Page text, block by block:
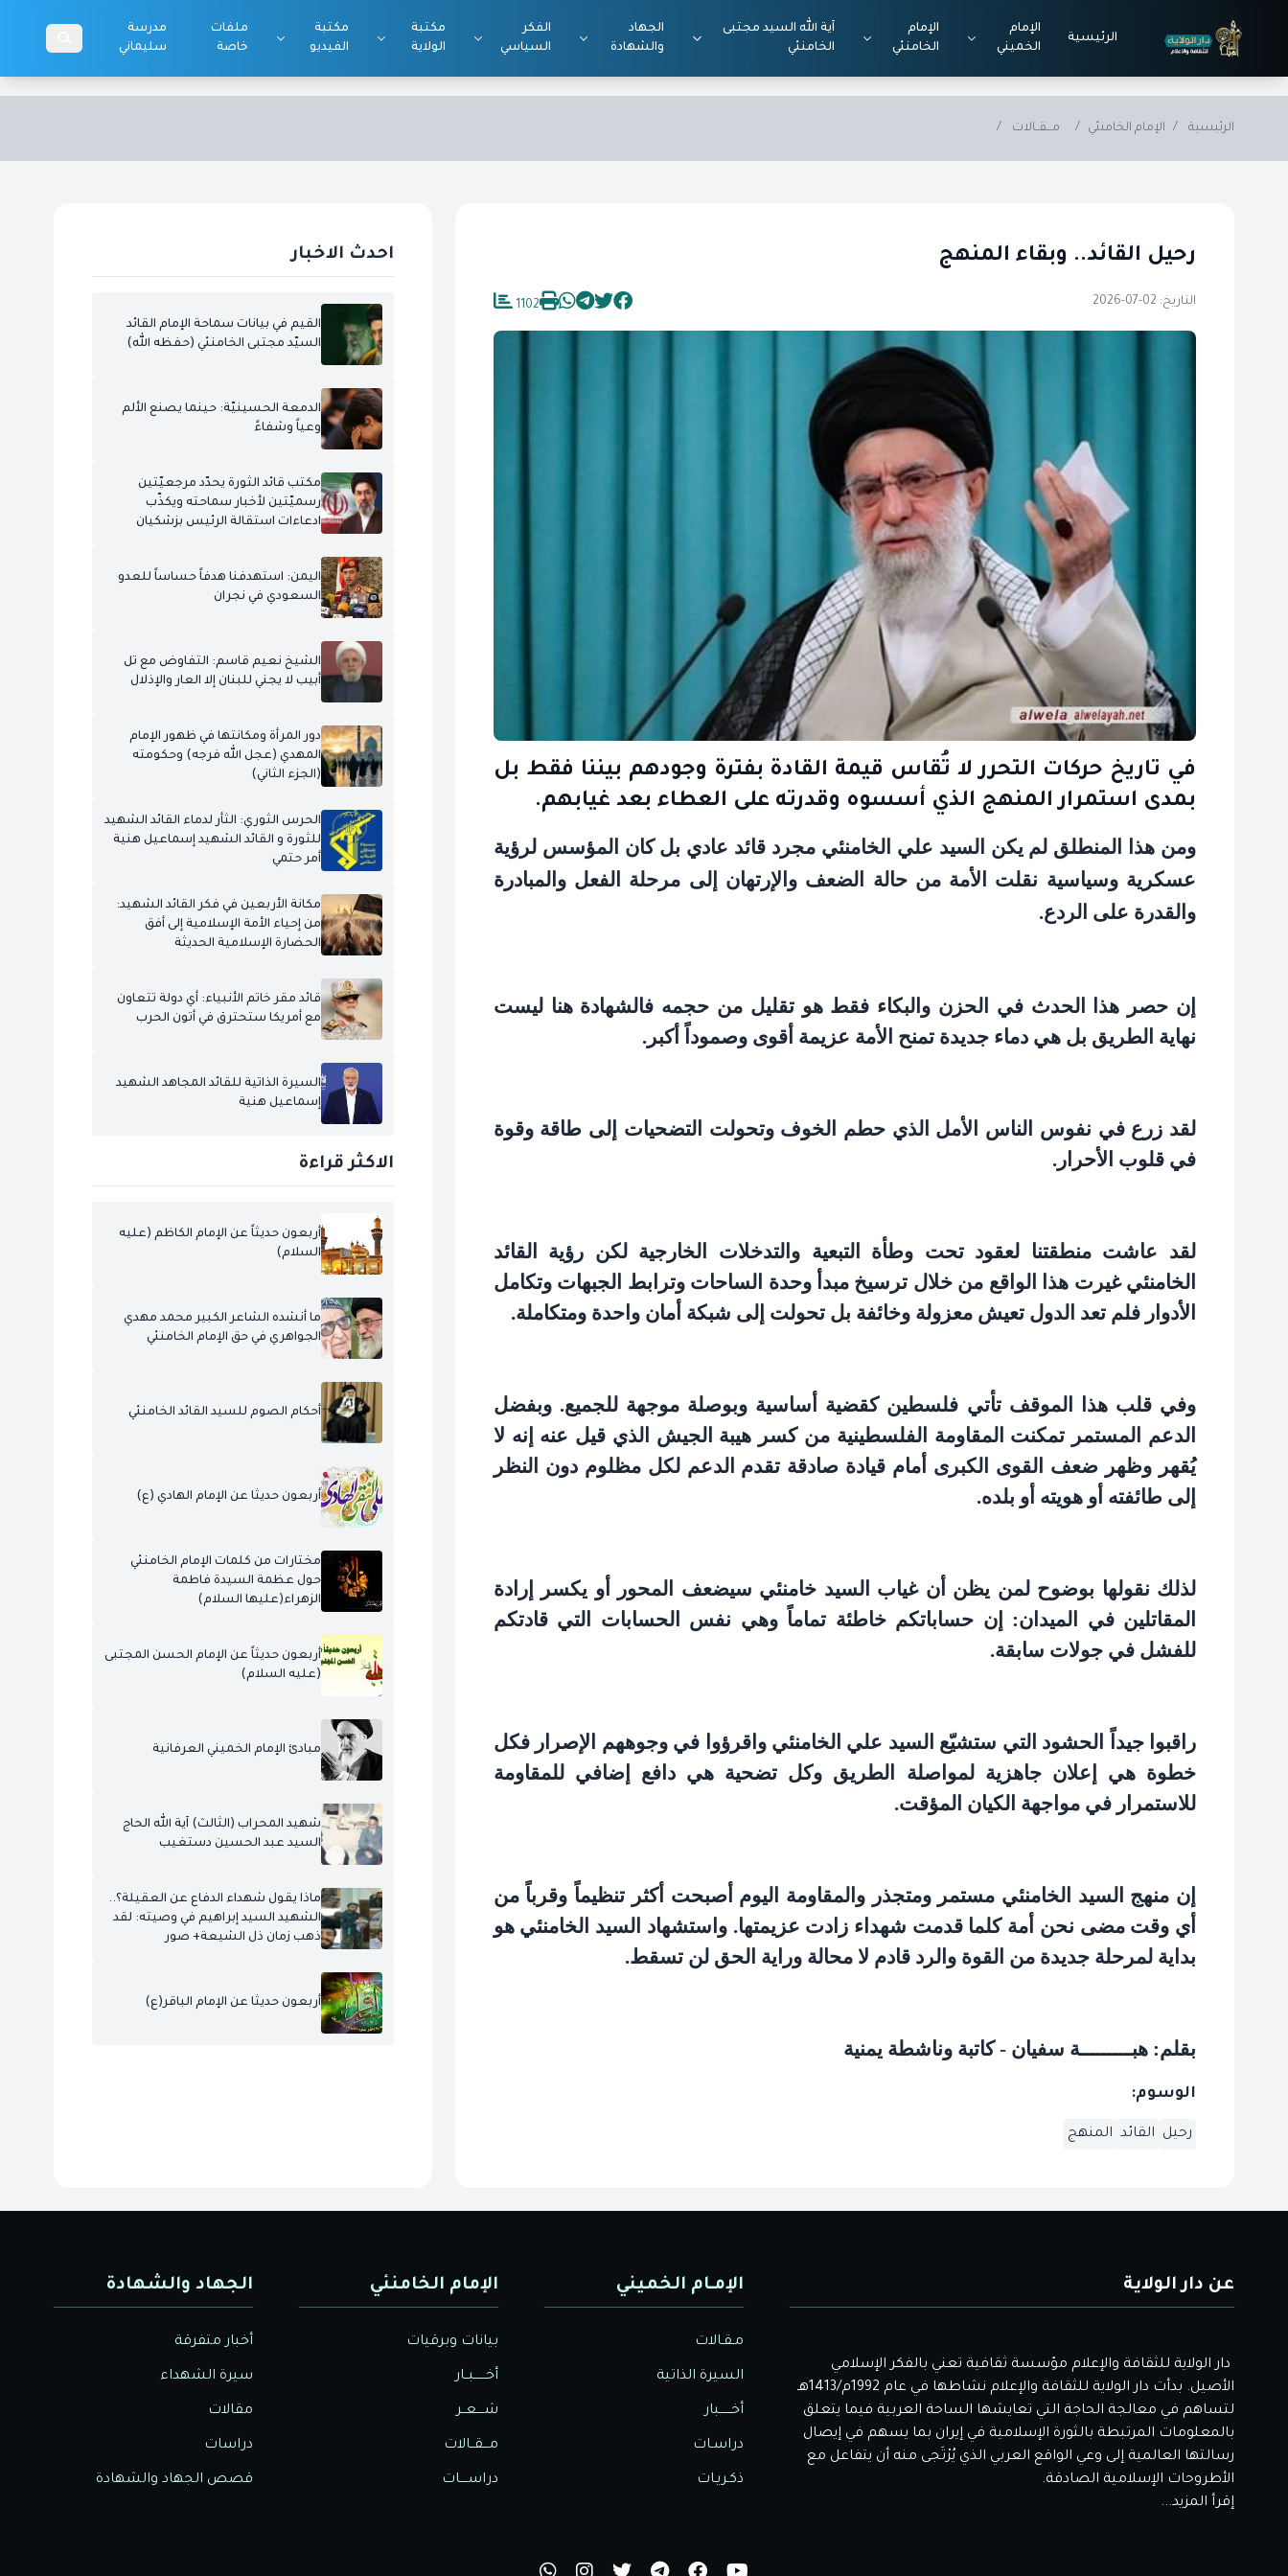
الرئيسية
الإمام
الخميني
الإمام
الخامنئي
آية الله السيد مجتبى
الخامنئي
الجهاد
والشهادة
الفكر
السياسي
مكتبة
الولاية
مكتبة
الفيديو
ملفات
خاصة
مدرسة
سليماني
الرئيسية / الإمام الخامنئي / مـــقــالات /
رحيل القائد.. وبقاء المنهج
التاريخ: 02-07-2026 1102
في تاريخ حركات التحرر لا تُقاس قيمة القادة بفترة وجودهم بيننا فقط بل
بمدى استمرار المنهج الذي أسسوه وقدرته على العطاء بعد غيابهم.
ومن هذا المنطلق لم يكن السيد علي الخامنئي مجرد قائد عادي بل كان المؤسس لرؤية
عسكرية وسياسية نقلت الأمة من حالة الضعف والإرتهان إلى مرحلة الفعل والمبادرة
والقدرة على الردع.
إن حصر هذا الحدث في الحزن والبكاء فقط هو تقليل من حجمه فالشهادة هنا ليست
نهاية الطريق بل هي دماء جديدة تمنح الأمة عزيمة أقوى وصموداً أكبر .
لقد زرع في نفوس الناس الأمل الذي حطم الخوف وتحولت التضحيات إلى طاقة وقوة
في قلوب الأحرار .
لقد عاشت منطقتنا لعقود تحت وطأة التبعية والتدخلات الخارجية لكن رؤية القائد
الخامنئي غيرت هذا الواقع من خلال ترسيخ مبدأ وحدة الساحات وترابط الجبهات وتكامل
الأدوار فلم تعد الدول تعيش معزولة وخائفة بل تحولت إلى شبكة أمان واحدة ومتكاملة.
وفي قلب هذا الموقف تأتي فلسطين كقضية أساسية وبوصلة موجهة للجميع. وبفضل
الدعم المستمر تمكنت المقاومة الفلسطينية من كسر هيبة الجيش الذي قيل عنه إنه لا
يُقهر وظهر ضعف القوى الكبرى أمام قيادة صادقة تقدم الدعم لكل مظلوم دون النظر
إلى طائفته أو هويته أو بلده.
لذلك نقولها بوضوح لمن يظن أن غياب السيد خامنئي سيضعف المحور أو يكسر إرادة
المقاتلين في الميدان: إن حساباتكم خاطئة تماماً وهي نفس الحسابات التي قادتكم
للفشل في جولات سابقة.
راقبوا جيداً الحشود التي ستشيّع السيد علي الخامنئي واقرؤوا في وجوههم الإصرار فكل
خطوة هي إعلان جاهزية لمواصلة الطريق وكل تضحية هي دافع إضافي للمقاومة
للاستمرار في مواجهة الكيان المؤقت.
إن منهج السيد الخامنئي مستمر ومتجذر والمقاومة اليوم أصبحت أكثر تنظيماً وقرباً من
أي وقت مضى نحن أمة كلما قدمت شهداء زادت عزيمتها. واستشهاد السيد الخامنئي هو
بداية لمرحلة جديدة من القوة والرد قادم لا محالة وراية الحق لن تسقط.
بقلم: هبـــــــــة سفيان - كاتبة وناشطة يمنية
الوسوم:
رحيل القائد المنهج
احدث الاخبار
القيم في بيانات سماحة الإمام القائد
السيّد مجتبى الخامنئي (حفظه الله)
الدمعة الحسينيّة: حينما يصنع الألم
وعياً وشفاءً
مكتب قائد الثورة يحدّد مرجعيّتين
رسميّتين لأخبار سماحته ويكذّب
ادعاءات استقالة الرئيس بزشكيان
اليمن: استهدفنا هدفاً حساساً للعدو
السعودي في نجران
الشيخ نعيم قاسم: التفاوض مع تل
أبيب لا يجني للبنان إلا العار والإذلال
دور المرأة ومكانتها في ظهور الإمام
المهدي (عجل الله فرجه) وحكومته
(الجزء الثاني)
الحرس الثوري: الثأر لدماء القائد الشهيد
للثورة و القائد الشهيد إسماعيل هنية
أمر حتمي
مكانة الأربعين في فكر القائد الشهيد:
من إحياء الأمة الإسلامية إلى أفق
الحضارة الإسلامية الحديثة
قائد مقر خاتم الأنبياء: أي دولة تتعاون
مع أمريكا ستحترق في أتون الحرب
السيرة الذاتية للقائد المجاهد الشهيد
إسماعيل هنية
الاكثر قراءة
أربعون حديثاً عن الإمام الكاظم (عليه
السلام)
ما أنشده الشاعر الكبير محمد مهدي
الجواهري في حق الإمام الخامنئي
أحكام الصوم للسيد القائد الخامنئي
أربعون حديثا عن الإمام الهادي (ع)
مختارات من كلمات الإمام الخامنئي
حول عظمة السيدة فاطمة
الزهراء(عليها السلام)
أربعون حديثاً عن الإمام الحسن المجتبى
(عليه السلام)
مبادئ الإمام الخميني العرفانية
شهيد المحراب (الثالث) آية الله الحاج
السيد عبد الحسين دستغيب
ماذا يقول شهداء الدفاع عن العقيلة؟..
الشهيد السيد إبراهيم في وصيته: لقد
ذهب زمان ذل الشيعة+ صور
أربعون حديثا عن الإمام الباقر(ع)
عن دار الولاية
دار الولاية للثقافة والإعلام مؤسسة ثقافية تعني بالفكر الإسلامي
الأصيل. بدأت دار الولاية للثقافة والإعلام نشاطها في عام 1992م/1413هـ
لتساهم في معالجة الحاجة التي تعايشها الساحة العربية فيما يتعلق
بالمعلومات المرتبطة بالثورة الإسلامية في إيران بما يسهم في إيصال
رسالتها العالمية إلى وعي الواقع العربي الذي يُرْتَجى منه أن يتفاعل مع
الأطروحات الإسلامية الصادقة.
إقرأ المزيد...
الإمـام الخميني
مـقـالات
السيرة الذاتية
أخــــــبار
دراسـات
ذكـريـات
الإمام الخامنئي
بيانات وبرقيات
أخــــــبــار
شــــعــر
مـــقــالات
دراســــات
الجهاد والشهادة
أخبار متفرقة
سيرة الشهداء
مقالات
دراسات
قصص الجهاد والشهادة